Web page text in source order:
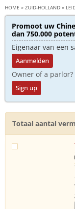
HOME » ZUID-HOLLAND »
Promoot uw
dan 750.000
Eigenaar van een
Aanmelden
Owner of a
Sign up
Totaal aantal